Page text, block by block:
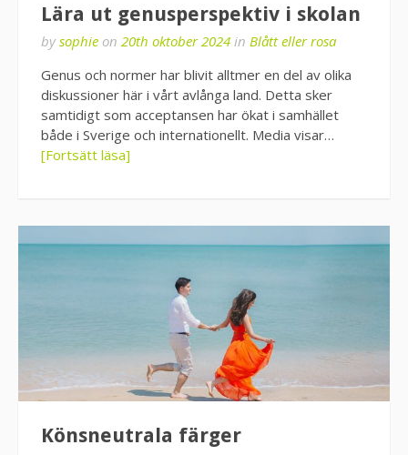
Lära ut genusperspektiv i skolan
bysophie on 20th oktober 2024 in Blått eller rosa
Genus och normer har blivit alltmer en del av olika
diskussioner här i vårt avlånga land. Detta sker
samtidigt som acceptansen har ökat i samhället
både i Sverige och internationellt. Media visar…
[Fortsätt läsa]
Könsneutrala färger